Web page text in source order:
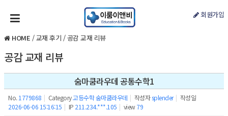
회원가입
HOME /교재 후기 /공감 교재 리뷰
공감 교재 리뷰
숨마쿰라우데 공통수학1
No. 1779868 | Category고등수학 숨마쿰라우데 | 작성자splender | 작성일
2026-06-06 15:16:15 | IP 211.234.***.105 | view 79